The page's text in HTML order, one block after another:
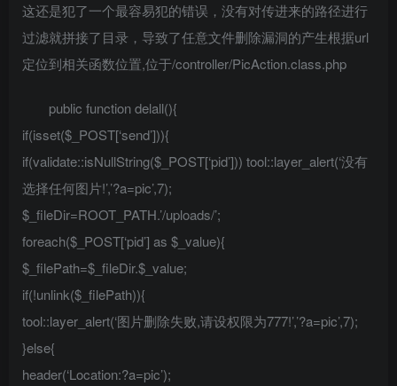
这还是犯了一个最容易犯的错误，没有对传进来的路径进行
过滤就拼接了目录，导致了任意文件删除漏洞的产生根据url
定位到相关函数位置,位于/controller/PicAction.class.php
public function delall(){
if(isset($_POST[‘send’])){
if(validate::isNullString($_POST[‘pid’])) tool::layer_alert(‘没有
选择任何图片!’,’?a=pic’,7);
$_fileDir=ROOT_PATH.’/uploads/’;
foreach($_POST[‘pid’] as $_value){
$_filePath=$_fileDir.$_value;
if(!unlink($_filePath)){
tool::layer_alert(‘图片删除失败,请设权限为777!’,’?a=pic’,7);
}else{
header(‘Location:?a=pic’);